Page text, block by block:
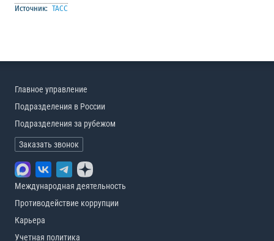
Источник: ТАСС
Главное управление
Подразделения в России
Подразделения за рубежом
Заказать звонок
Международная деятельность
Противодействие коррупции
Карьера
Учетная политика